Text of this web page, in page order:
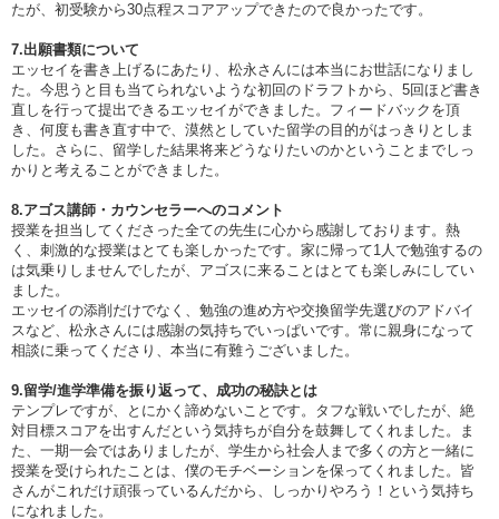
たが、初受験から30点程スコアアップできたので良かったです。
7.出願書類について
エッセイを書き上げるにあたり、松永さんには本当にお世話になりまし
た。今思うと目も当てられないような初回のドラフトから、5回ほど書き
直しを行って提出できるエッセイができました。フィードバックを頂
き、何度も書き直す中で、漠然としていた留学の目的がはっきりとしま
した。さらに、留学した結果将来どうなりたいのかということまでしっ
かりと考えることができました。
8.アゴス講師・カウンセラーへのコメント
授業を担当してくださった全ての先生に心から感謝しております。熱
く、刺激的な授業はとても楽しかったです。家に帰って1人で勉強するの
は気乗りしませんでしたが、アゴスに来ることはとても楽しみにしてい
ました。
エッセイの添削だけでなく、勉強の進め方や交換留学先選びのアドバイ
スなど、松永さんには感謝の気持ちでいっぱいです。常に親身になって
相談に乗ってくださり、本当に有難うございました。
9.留学/進学準備を振り返って、成功の秘訣とは
テンプレですが、とにかく諦めないことです。タフな戦いでしたが、絶
対目標スコアを出すんだという気持ちが自分を鼓舞してくれました。ま
た、一期一会ではありましたが、学生から社会人まで多くの方と一緒に
授業を受けられたことは、僕のモチベーションを保ってくれました。皆
さんがこれだけ頑張っているんだから、しっかりやろう！という気持ち
になれました。